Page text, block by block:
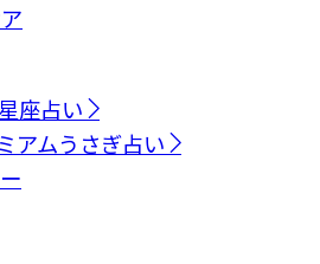
座占い
アムうさぎ占い